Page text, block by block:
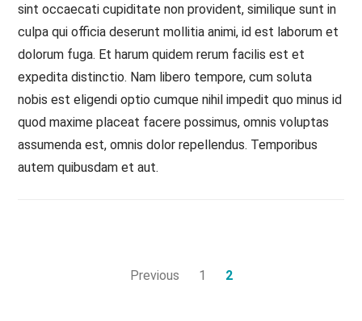
sint occaecati cupiditate non provident, similique sunt in
culpa qui officia deserunt mollitia animi, id est laborum et
dolorum fuga. Et harum quidem rerum facilis est et
expedita distinctio. Nam libero tempore, cum soluta
nobis est eligendi optio cumque nihil impedit quo minus id
quod maxime placeat facere possimus, omnis voluptas
assumenda est, omnis dolor repellendus. Temporibus
autem quibusdam et aut.
Previous 1 2